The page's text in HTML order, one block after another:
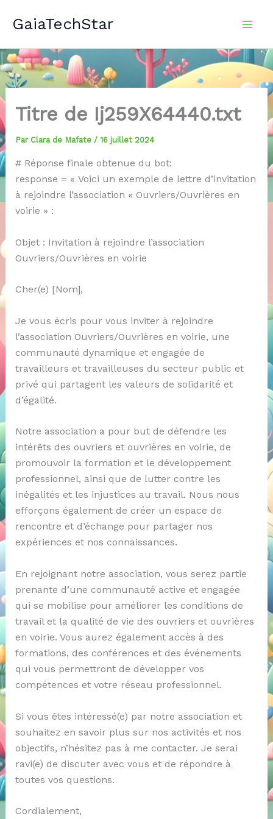
GaiaTechStar
Titre de Ij259X64440.txt
Par Clara de Mafate / 16 juillet 2024
# Réponse finale obtenue du bot:
response = « Voici un exemple de lettre d’invitation
à rejoindre l’association « Ouvriers/Ouvrières en
voirie » :
Objet : Invitation à rejoindre l’association
Ouvriers/Ouvrières en voirie
Cher(e) [Nom],
Je vous écris pour vous inviter à rejoindre
l’association Ouvriers/Ouvrières en voirie, une
communauté dynamique et engagée de
travailleurs et travailleuses du secteur public et
privé qui partagent les valeurs de solidarité et
d’égalité.
Notre association a pour but de défendre les
intérêts des ouvriers et ouvrières en voirie, de
promouvoir la formation et le développement
professionnel, ainsi que de lutter contre les
inégalités et les injustices au travail. Nous nous
efforçons également de créer un espace de
rencontre et d’échange pour partager nos
expériences et nos connaissances.
En rejoignant notre association, vous serez partie
prenante d’une communauté active et engagée
qui se mobilise pour améliorer les conditions de
travail et la qualité de vie des ouvriers et ouvrières
en voirie. Vous aurez également accès à des
formations, des conférences et des événements
qui vous permettront de développer vos
compétences et votre réseau professionnel.
Si vous êtes intéressé(e) par notre association et
souhaitez en savoir plus sur nos activités et nos
objectifs, n’hésitez pas à me contacter. Je serai
ravi(e) de discuter avec vous et de répondre à
toutes vos questions.
Cordialement,